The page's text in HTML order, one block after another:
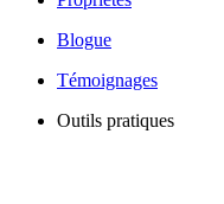
Blogue
Témoignages
Outils pratiques